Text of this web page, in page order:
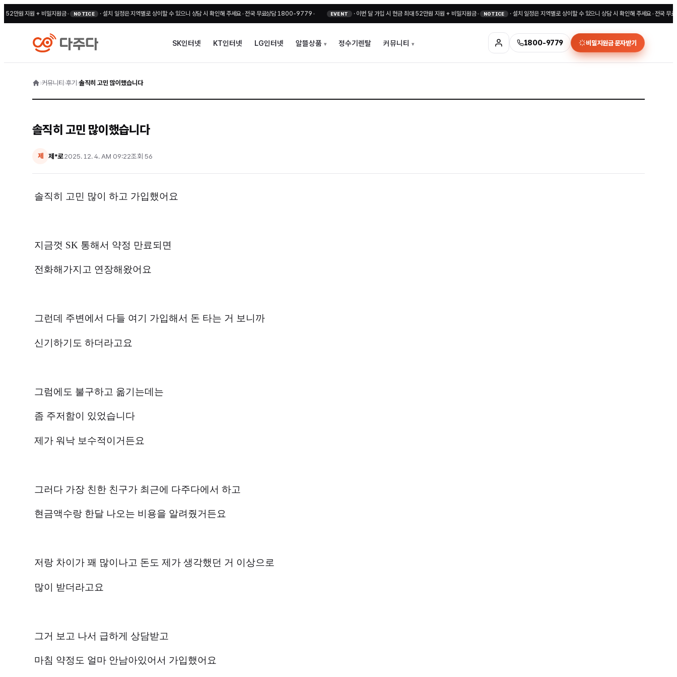
지원 + 비밀지원금• NOTICE ·설치 일정은 지역별로 상이할 수 있으니 상담 시 확인해 주세요 •전국 무료상담 1800-9779• EVENT ·이번 달 가입 시 현금 최대 52만원 지원 + 비밀지원금• NOTICE ·설치 일정은 지역별로 상이할 수 있으니 상담 시 확인해 주세요 •전국 무료상
SK인터넷 KT인터넷 LG인터넷 알뜰상품 정수기렌탈 커뮤니티 1800-9779 비밀지원금 문자받기
›커뮤니티 ›후기 ›솔직히 고민 많이했습니다
솔직히 고민 많이했습니다
제 제*로2025. 12. 4. AM 09:22조회 56
솔직히 고민 많이 하고 가입했어요
지금껏 SK 통해서 약정 만료되면
전화해가지고 연장해왔어요
그런데 주변에서 다들 여기 가입해서 돈 타는 거 보니까
신기하기도 하더라고요
그럼에도 불구하고 옮기는데는
좀 주저함이 있었습니다
제가 워낙 보수적이거든요
그러다 가장 친한 친구가 최근에 다주다에서 하고
현금액수랑 한달 나오는 비용을 알려줬거든요
저랑 차이가 꽤 많이나고 돈도 제가 생각했던 거 이상으로
많이 받더라고요
그거 보고 나서 급하게 상담받고
마침 약정도 얼마 안남아있어서 가입했어요